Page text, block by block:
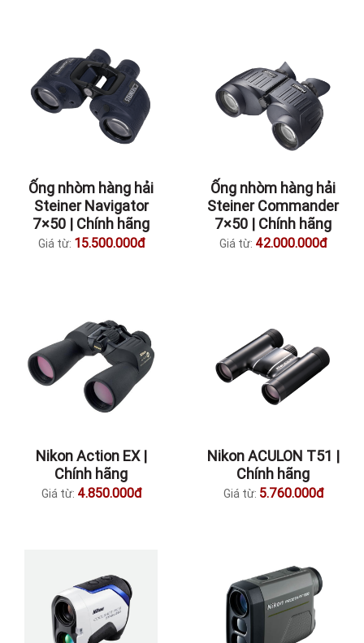
Ống nhòm hàng hải
Steiner Navigator
7×50 | Chính hãng
Giá từ: 15.500.000đ
Ống nhòm hàng hải
Steiner Commander
7×50 | Chính hãng
Giá từ: 42.000.000đ
Nikon Action EX |
Chính hãng
Giá từ: 4.850.000đ
Nikon ACULON T51 |
Chính hãng
Giá từ: 5.760.000đ